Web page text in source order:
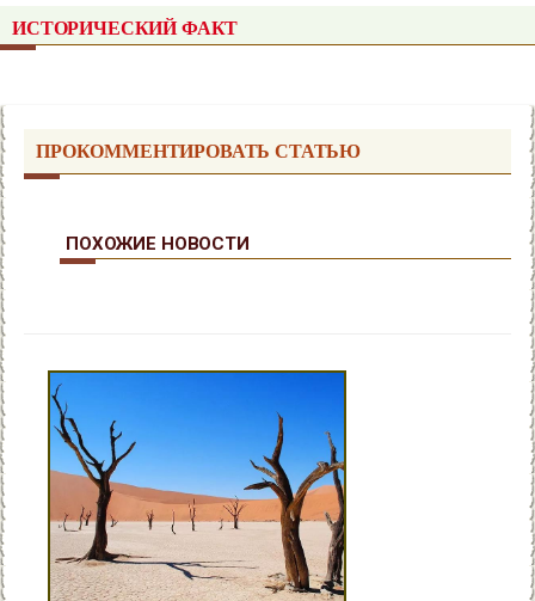
ИСТОРИЧЕСКИЙ ФАКТ
ПРОКОММЕНТИРОВАТЬ СТАТЬЮ
ПОХОЖИЕ НОВОСТИ